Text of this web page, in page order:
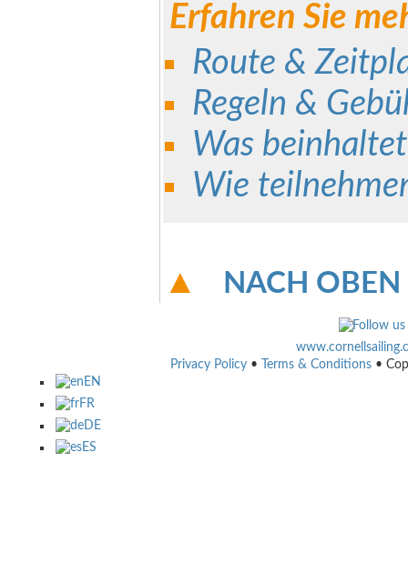
Erfahren Sie
Route &
Regeln &
Was
Wie
NACH OBEN
Privacy Policy • Terms & Conditions •
EN
FR
DE
ES